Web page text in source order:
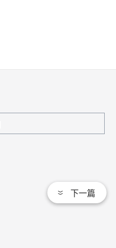
下一篇